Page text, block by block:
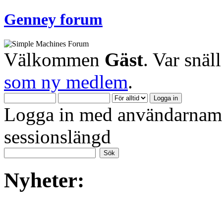
Genney forum
Välkommen Gäst. Var
som ny medlem.
Logga in med
sessionslängd
Nyheter: